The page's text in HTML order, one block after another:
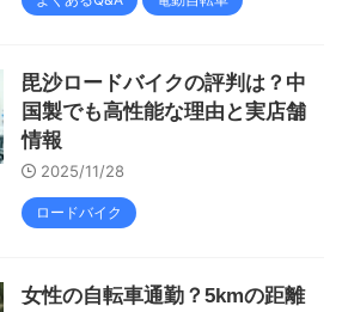
毘沙ロードバイクの評判は？中
国製でも高性能な理由と実店舗
情報
2025/11/28
ロードバイク
女性の自転車通勤？5kmの距離